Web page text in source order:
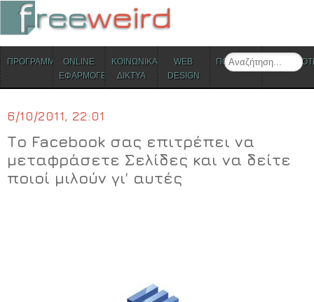
Search
Skip to content
ΠΡΟΓΡΑΜΜΑΤΑONLINE
ΕΦΑΡΜΟΓΕΣ
ΚΟΙΝΩΝΙΚΑ
ΔΙΚΤΥΑ
WEB
DESIGN
ΠΟΛΙΤΙΣΜΟΣ
6/10/2011, 22:01
Το Facebook σας επιτρέπει να
μεταφράσετε Σελίδες και να δείτε
ποιοί μιλούν γι’ αυτές